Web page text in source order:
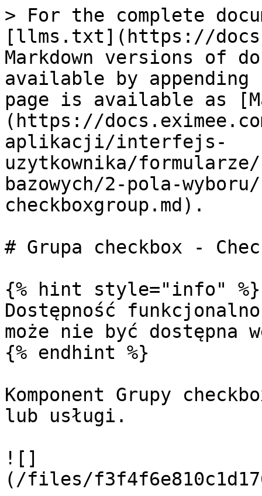
> For the complete
[llms.txt](https://
Markdown versions of
available by
page is available as
(https://
aplikacji/interfejs-
uzytkownika/
bazowych/2-pola-
checkboxgroup.md).
# Grupa checkbox -
{% hint style="info" %}
Dostępność
może nie być dostępna
{% endhint %}
Komponent Grupy
lub usługi.
![]
(/files/